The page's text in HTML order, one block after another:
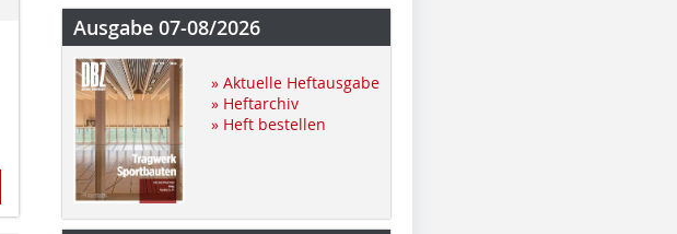
Ausgabe 07-08/2026
» Aktuelle Heftausgabe
» Heftarchiv
» Heft bestellen